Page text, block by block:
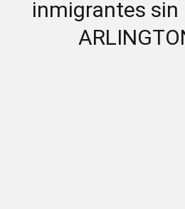
inmigrantes sin